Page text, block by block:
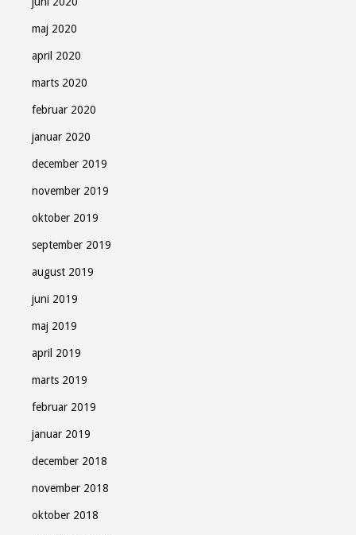
maj 2020
april 2020
marts 2020
februar 2020
januar 2020
december 2019
november 2019
oktober 2019
september 2019
august 2019
juni 2019
maj 2019
april 2019
marts 2019
februar 2019
januar 2019
december 2018
november 2018
oktober 2018